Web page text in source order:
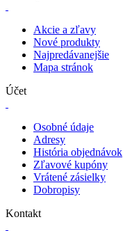
Akcie a zľavy
Nové produkty
Najpredávanejšie
Mapa stránok
Účet
Osobné údaje
Adresy
História objednávok
Zľavové kupóny
Vrátené zásielky
Dobropisy
Kontakt